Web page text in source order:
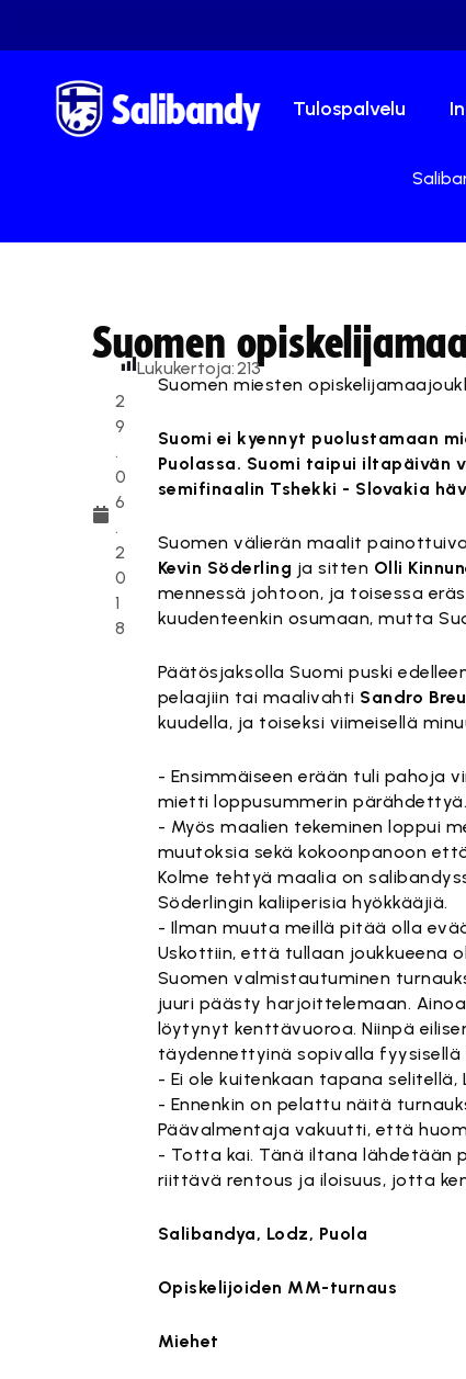
Tulospalvelu
Suomen
2
9
.
0
6
.
2
0
1
8
Lukukertoja:213
Suomen miesten
Suomi ei kyennyt puolustamaan
Puolassa. Suomi taipui iltapäivän
semifinaalin Tshekki - Slovakia
Suomen välierän maalit
Kevin Söderling ja sitten Olli
mennessä johtoon, ja toisessa
kuudenteenkin osumaan, mutta
Päätösjaksolla Suomi puski
pelaajiin tai maalivahti Sandro
kuudella, ja toiseksi viimeisellä
- Ensimmäiseen erään tuli pahoja
mietti loppusummerin pärähdettyä.
- Myös maalien tekeminen loppui
muutoksia sekä kokoonpanoon
Kolme tehtyä maalia on
Söderlingin kaliiperisia hyökkääjiä.
- Ilman muuta meillä pitää olla
Uskottiin, että tullaan joukkueena
Suomen valmistautuminen
juuri päästy harjoittelemaan.
löytynyt kenttävuoroa. Niinpä
täydennettyinä sopivalla fyysisellä
- Ei ole kuitenkaan tapana selitellä,
- Ennenkin on pelattu näitä
Päävalmentaja vakuutti, että
- Totta kai. Tänä iltana lähdetään
riittävä rentous ja iloisuus, jotta
Salibandya, Lodz, Puola
Opiskelijoiden MM-turnaus
Miehet